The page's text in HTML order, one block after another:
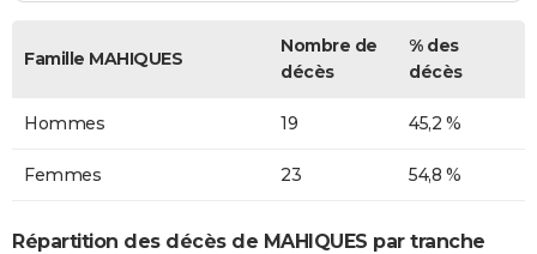
Famille MAHIQUES
Nombre de
décès
% des
décès
Hommes 19 45,2 %
Femmes 23 54,8 %
Répartition des décès de MAHIQUES par tranche